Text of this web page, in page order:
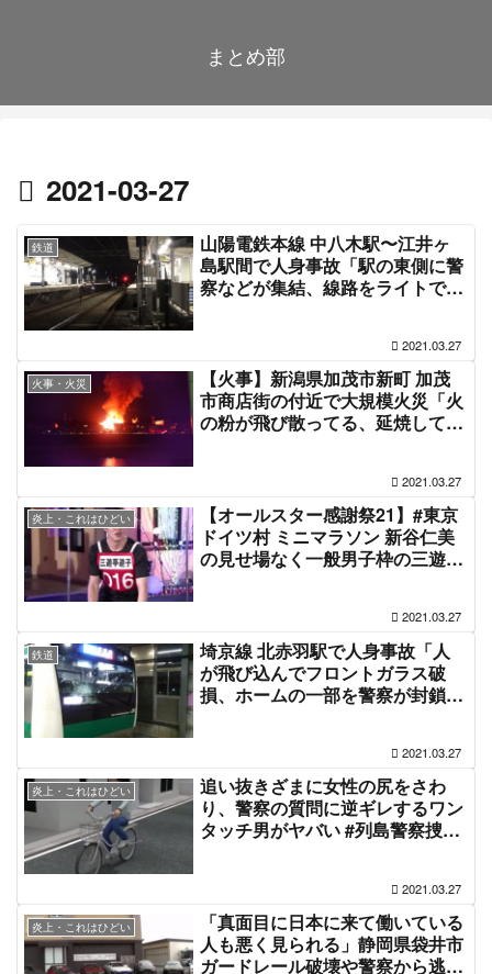
まとめ部
2021-03-27
鉄道
山陽電鉄本線 中八木駅〜江井ヶ
島駅間で人身事故「駅の東側に警
察などが集結、線路をライトで照
2021.03.27
火事・火災
【火事】新潟県加茂市新町 加茂
市商店街の付近で大規模火災「火
の粉が飛び散ってる、延焼して何
2021.03.27
炎上・これはひどい
【オールスター感謝祭21】#東京
ドイツ村 ミニマラソン 新谷仁美
の見せ場なく一般男子枠の三遊亭
2021.03.27
鉄道
埼京線 北赤羽駅で人身事故「人
が飛び込んでフロントガラス破
損、ホームの一部を警察が封鎖」
2021.03.27
炎上・これはひどい
追い抜きざまに女性の尻をさわ
り、警察の質問に逆ギレするワン
タッチ男がヤバい #列島警察捜査
2021.03.27
炎上・これはひどい
「真面目に日本に来て働いている
人も悪く見られる」静岡県袋井市
ガードレール破壊や警察から逃走